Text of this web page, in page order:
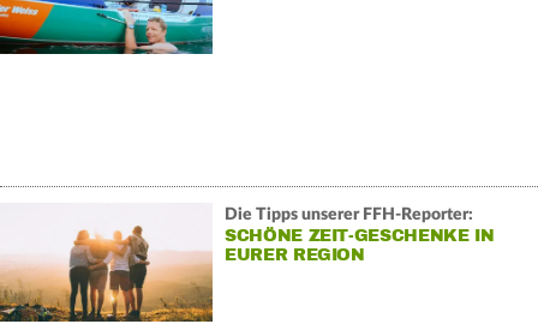
Die Tipps unserer FFH-Reporter:
SCHÖNE ZEIT-GESCHENKE IN
EURER REGION